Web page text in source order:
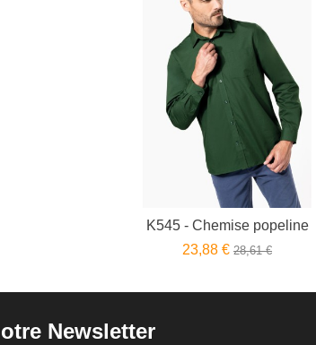
K545 - Chemise popeline
23,88 €28,61 €
Newsletter